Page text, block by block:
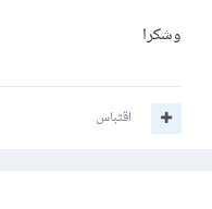
وشكرا
اقتباس